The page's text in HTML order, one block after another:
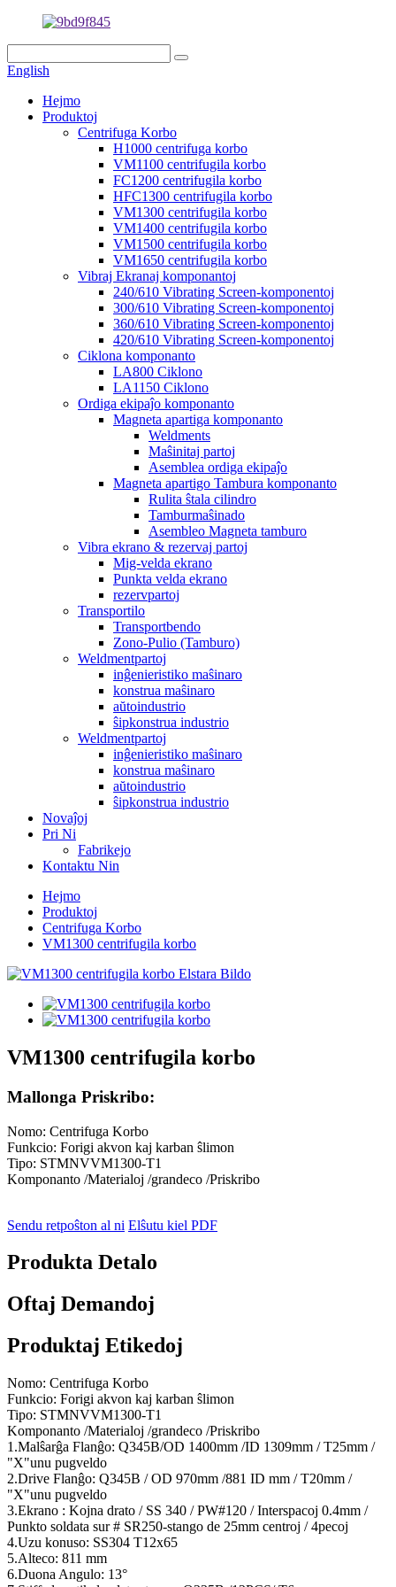
English
Hejmo
Produktoj
Centrifuga Korbo
H1000 centrifuga korbo
VM1100 centrifugila korbo
FC1200 centrifugila korbo
HFC1300 centrifugila korbo
VM1300 centrifugila korbo
VM1400 centrifugila korbo
VM1500 centrifugila korbo
VM1650 centrifugila korbo
Vibraj Ekranaj komponantoj
240/610 Vibrating Screen-komponentoj
300/610 Vibrating Screen-komponentoj
360/610 Vibrating Screen-komponentoj
420/610 Vibrating Screen-komponentoj
Ciklona komponanto
LA800 Ciklono
LA1150 Ciklono
Ordiga ekipaĵo komponanto
Magneta apartiga komponanto
Weldments
Maŝinitaj partoj
Asemblea ordiga ekipaĵo
Magneta apartigo Tambura komponanto
Rulita ŝtala cilindro
Tamburmaŝinado
Asembleo Magneta tamburo
Vibra ekrano & rezervaj partoj
Mig-velda ekrano
Punkta velda ekrano
rezervpartoj
Transportilo
Transportbendo
Zono-Pulio (Tamburo)
Weldmentpartoj
inĝenieristiko maŝinaro
konstrua maŝinaro
aŭtoindustrio
ŝipkonstrua industrio
Weldmentpartoj
inĝenieristiko maŝinaro
konstrua maŝinaro
aŭtoindustrio
ŝipkonstrua industrio
Novaĵoj
Pri Ni
Fabrikejo
Kontaktu Nin
Hejmo
Produktoj
Centrifuga Korbo
VM1300 centrifugila korbo
VM1300 centrifugila korbo
Mallonga Priskribo:
Nomo: Centrifuga Korbo
Funkcio: Forigi akvon kaj karban ŝlimon
Tipo: STMNVVM1300-T1
Komponanto /Materialoj /grandeco /Priskribo
Sendu retpoŝton al ni Elŝutu kiel PDF
Produkta Detalo
Oftaj Demandoj
Produktaj Etikedoj
Nomo: Centrifuga Korbo
Funkcio: Forigi akvon kaj karban ŝlimon
Tipo: STMNVVM1300-T1
Komponanto /Materialoj /grandeco /Priskribo
1.Malŝarĝa Flanĝo: Q345B/OD 1400mm /ID 1309mm / T25mm /
"X"unu pugveldo
2.Drive Flanĝo: Q345B / OD 970mm /881 ID mm / T20mm /
"X"unu pugveldo
3.Ekrano : Kojna drato / SS 340 / PW#120 / Interspacoj 0.4mm /
Punkto soldata sur # SR250-stango de 25mm centroj / 4pecoj
4.Uzu konuso: SS304 T12x65
5.Alteco: 811 mm
6.Duona Angulo: 13°